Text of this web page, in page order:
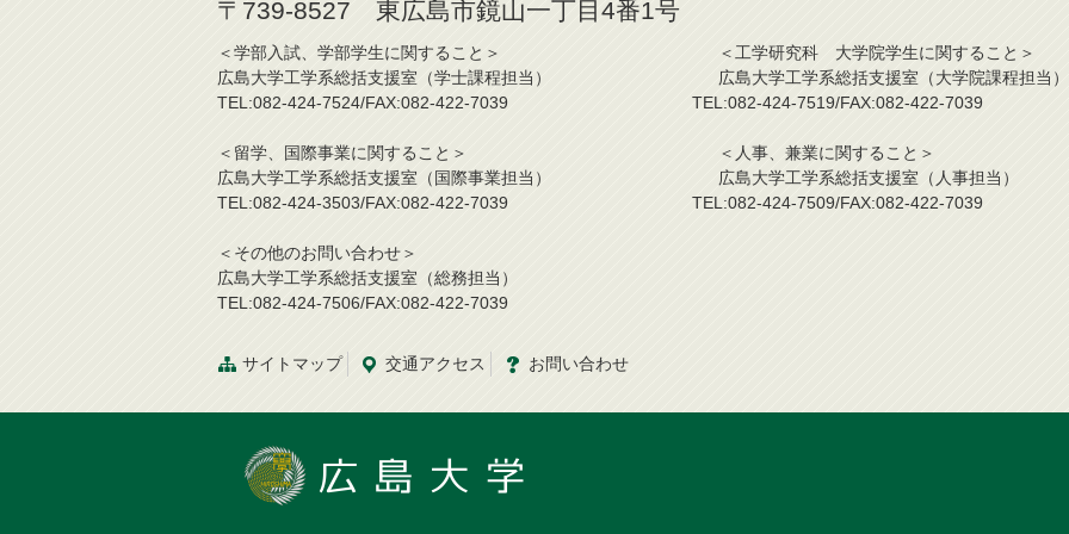
〒739-8527 東広島市鏡山一丁目4番1号
＜学部入試、学部学生に関すること＞ ＜工学研究科 大学院学生に関すること＞
広島大学工学系総括支援室（学士課程担当） 広島大学工学系総括支援室（大学院課程担当）
TEL:082-424-7524/FAX:082-422-7039 TEL:082-424-7519/FAX:082-422-7039
＜留学、国際事業に関すること＞ ＜人事、兼業に関すること＞
広島大学工学系総括支援室（国際事業担当） 広島大学工学系総括支援室（人事担当）
TEL:082-424-3503/FAX:082-422-7039 TEL:082-424-7509/FAX:082-422-7039
＜その他のお問い合わせ＞
広島大学工学系総括支援室（総務担当）
TEL:082-424-7506/FAX:082-422-7039
サイトマップ 交通アクセス お問い合わせ